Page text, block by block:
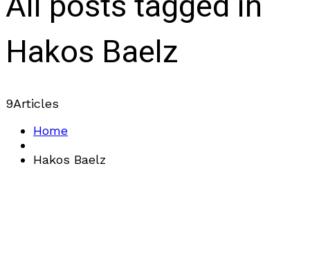
Hakos Baelz
9Articles
Home
Hakos Baelz